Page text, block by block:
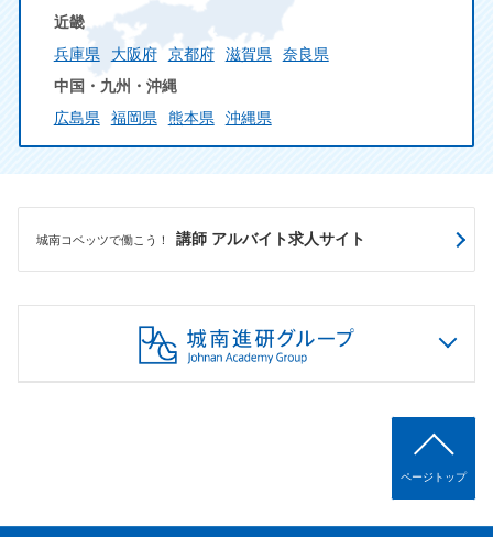
近畿
兵庫県
大阪府 京都府 滋賀県
奈良県
中国・九州・沖縄
広島県
福岡県 熊本県 沖縄県
城南コベッツで働こう！ 講師 アルバイト求人サイト
ページトップ